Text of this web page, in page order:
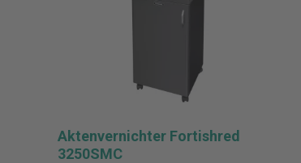
Aktenvernichter Fortishred
3250SMC